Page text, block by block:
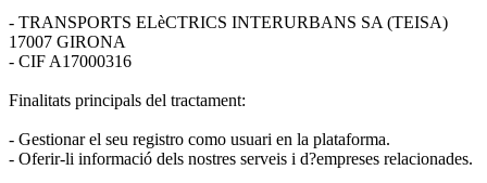
- TRANSPORTS ELèCTRICS INTERURBANS SA (TEISA)
17007 GIRONA
- CIF A17000316
Finalitats principals del tractament:
- Gestionar el seu registro como usuari en la plataforma.
- Oferir-li informació dels nostres serveis i d?empreses relacionades.